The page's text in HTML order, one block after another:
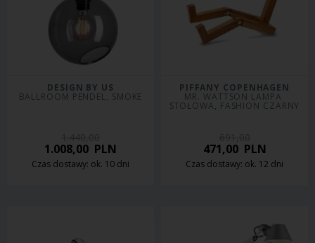
DESIGN BY US
BALLROOM PENDEL, SMOKE
1.008,00 PLN
Czas dostawy: ok. 10 dni
PIFFANY COPENHAGEN
MR. WATTSON LAMPA
STOŁOWA, FASHION CZARNY
471,00PLN
Czas dostawy: ok. 12 dni